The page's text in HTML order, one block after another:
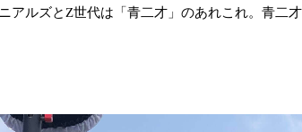
アルズとZ世代は「青二才」のあれこれ。青二